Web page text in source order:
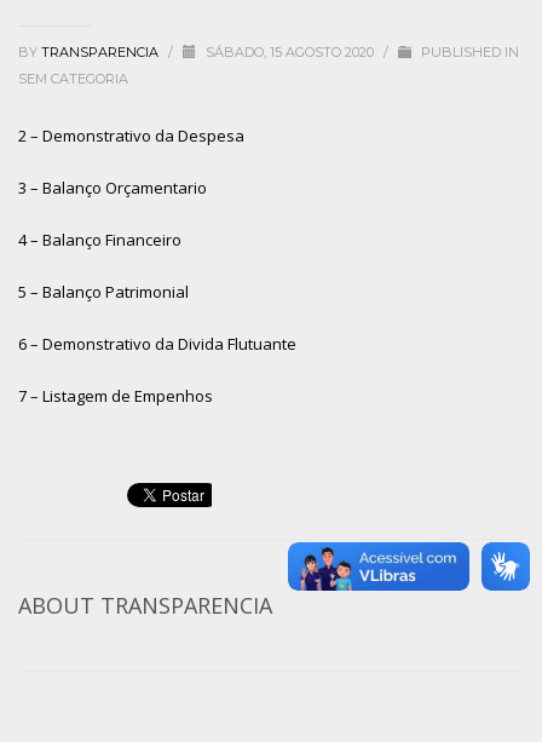
BY TRANSPARENCIA / SÁBADO, 15 AGOSTO 2020 /
PUBLISHED IN
SEM CATEGORIA
2 – Demonstrativo da Despesa
3 – Balanço Orçamentario
4 – Balanço Financeiro
5 – Balanço Patrimonial
6 – Demonstrativo da Divida Flutuante
7 – Listagem de Empenhos
ABOUT TRANSPARENCIA